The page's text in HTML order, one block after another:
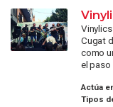
Cugat
como
el paso
Actúa
Tipos